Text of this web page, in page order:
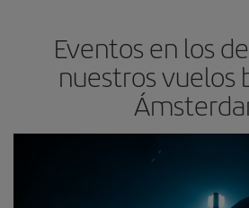
Eventos en los
nuestros vuelos